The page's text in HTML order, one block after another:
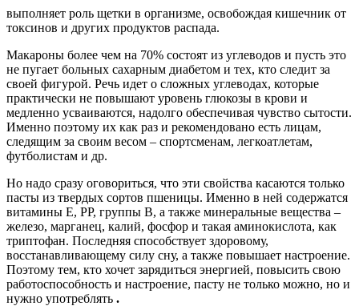
выполняет роль щетки в организме, освобождая кишечник от
токсинов и других продуктов распада.
Макароны более чем на 70% состоят из углеводов и пусть это
не пугает больных сахарным диабетом и тех, кто следит за
своей фигурой. Речь идет о сложных углеводах, которые
практически не повышают уровень глюкозы в крови и
медленно усваиваются, надолго обеспечивая чувство сытости.
Именно поэтому их как раз и рекомендовано есть лицам,
следящим за своим весом – спортсменам, легкоатлетам,
футболистам и др.
Но надо сразу оговориться, что эти свойства касаются только
пасты из твердых сортов пшеницы. Именно в ней содержатся
витамины Е, РР, группы В, а также минеральные вещества –
железо, марганец, калий, фосфор и такая аминокислота, как
триптофан. Последняя способствует здоровому,
восстанавливающему силу сну, а также повышает настроение.
Поэтому тем, кто хочет зарядиться энергией, повысить свою
работоспособность и настроение, пасту не только можно, но и
нужно употреблять .